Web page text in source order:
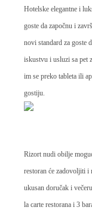
Hotelske elegantne i
goste da započnu i
novi standard za goste
iskustvu i usluzi sa pet
im se preko tableta ili
gostiju.
Rizort nudi obilje
restoran će zadovoljiti
ukusan doručak i
la carte restorana i 3